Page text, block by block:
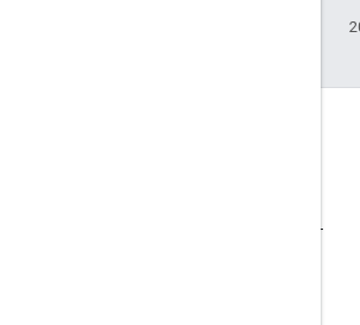
google-maps ট্যাগের অধীনে